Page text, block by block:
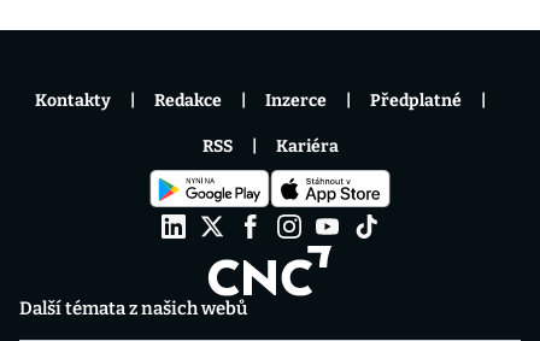
Další témata z našich webů
Kontakty Redakce Inzerce Předplatné
RSS Kariéra